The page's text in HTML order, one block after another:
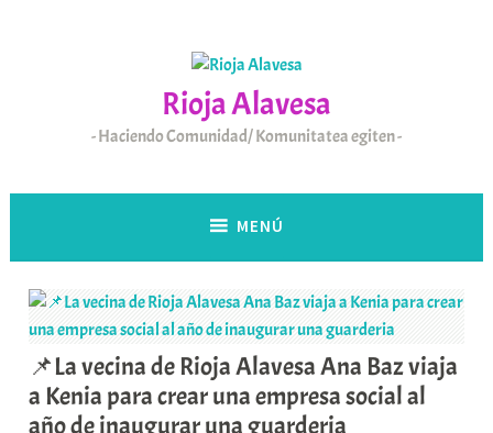
Rioja Alavesa
Haciendo Comunidad/ Komunitatea egiten
MENÚ
📌La vecina de Rioja Alavesa Ana Baz viaja
a Kenia para crear una empresa social al
año de inaugurar una guarderia